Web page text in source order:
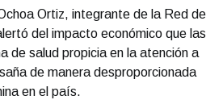
Ortiz, integrante de la Red de
del impacto económico que las
de salud propicia en la atención a
de manera desproporcionada
en el país.